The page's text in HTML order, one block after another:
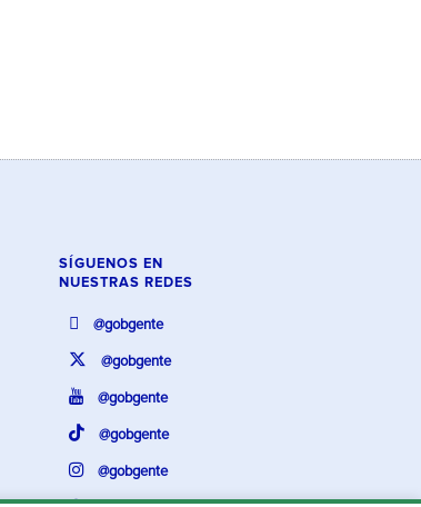
SÍGUENOS EN
NUESTRAS REDES
@gobgente
@gobgente
@gobgente
@gobgente
@gobgente